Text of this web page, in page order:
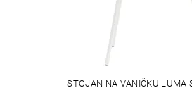
STOJAN NA VANIČKU LUMA